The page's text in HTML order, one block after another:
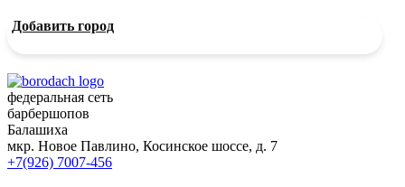
Добавить город
федеральная сеть
барбершопов
Балашиха
мкр. Новое Павлино, Косинское шоссе, д. 7
+7(926) 7007-456